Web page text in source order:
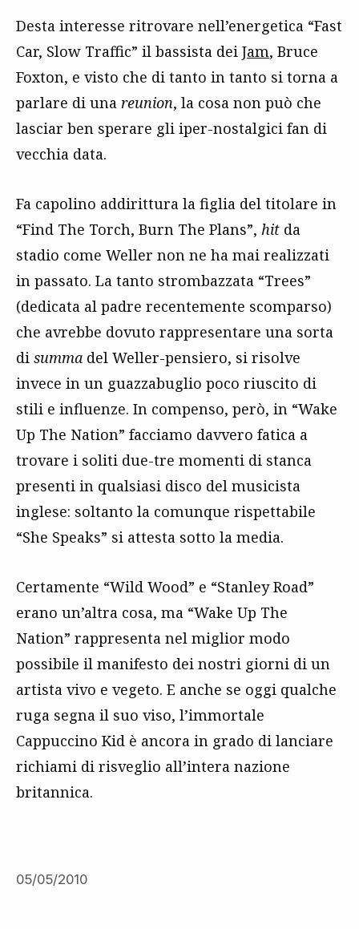
Desta interesse ritrovare nell’energetica “Fast
Car, Slow Traffic” il bassista dei Jam, Bruce
Foxton, e visto che di tanto in tanto si torna a
parlare di una reunion, la cosa non può che
lasciar ben sperare gli iper-nostalgici fan di
vecchia data.
Fa capolino addirittura la figlia del titolare in
“Find The Torch, Burn The Plans”, hit da
stadio come Weller non ne ha mai realizzati
in passato. La tanto strombazzata “Trees”
(dedicata al padre recentemente scomparso)
che avrebbe dovuto rappresentare una sorta
di summa del Weller-pensiero, si risolve
invece in un guazzabuglio poco riuscito di
stili e influenze. In compenso, però, in “Wake
Up The Nation” facciamo davvero fatica a
trovare i soliti due-tre momenti di stanca
presenti in qualsiasi disco del musicista
inglese: soltanto la comunque rispettabile
“She Speaks” si attesta sotto la media.
Certamente “Wild Wood” e “Stanley Road”
erano un’altra cosa, ma “Wake Up The
Nation” rappresenta nel miglior modo
possibile il manifesto dei nostri giorni di un
artista vivo e vegeto. E anche se oggi qualche
ruga segna il suo viso, l’immortale
Cappuccino Kid è ancora in grado di lanciare
richiami di risveglio all’intera nazione
britannica.
05/05/2010